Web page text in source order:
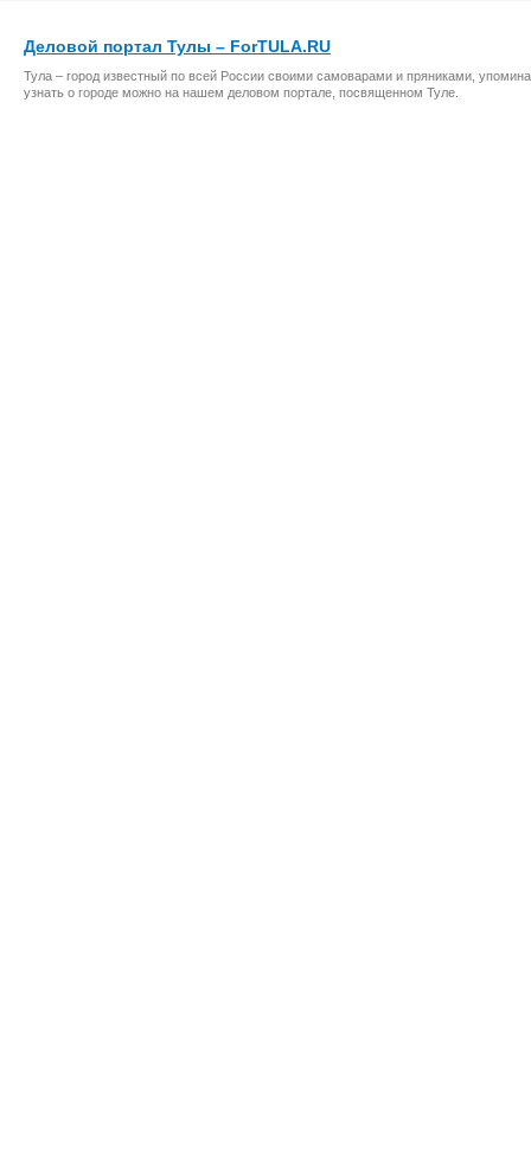
Деловой портал Тулы – ForTULA.RU
Тула – город известный по всей России своими самоварами и пряниками,
узнать о городе можно на нашем деловом портале, посвященном Туле.